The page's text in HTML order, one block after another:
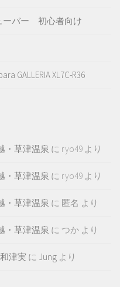
ーバー 初心者向け
GALLERIA XL7C-R36
・草津温泉 に ryo49 より
・草津温泉 に ryo49 より
・草津温泉 に 匿名 より
・草津温泉 に つか より
津実 に Jung より